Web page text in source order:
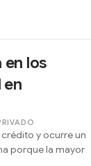
en los
en
y ocurre un
porque la mayor